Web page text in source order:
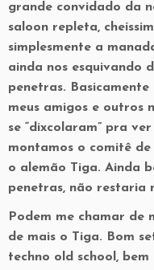
grande convidado da
saloon repleta,
simplesmente a
ainda nos esquivando
penetras.
meus amigos e outros
se “dixcolaram” pra
montamos o comitê
o alemão Tiga. Ainda
penetras, não restaria
Podem me chamar de
de mais o Tiga. Bom
techno old school,